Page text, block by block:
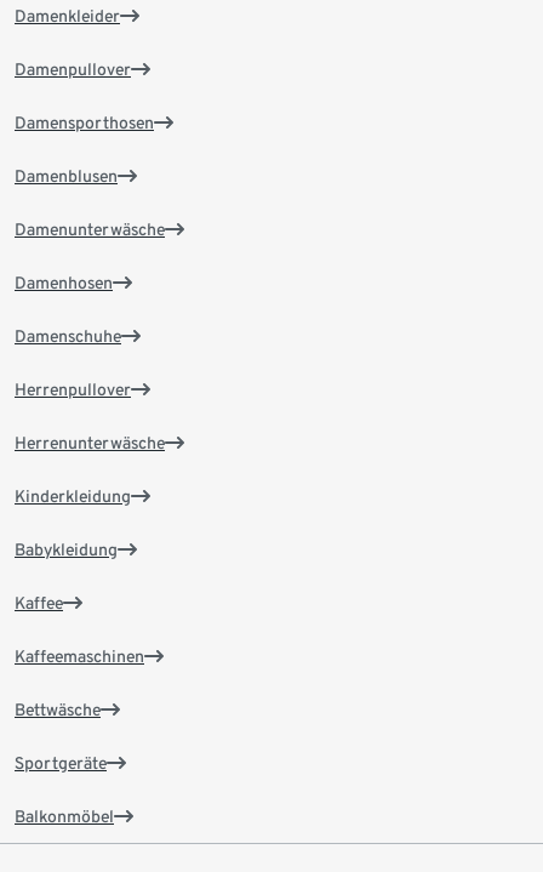
Damenkleider
Damenpullover
Damensporthosen
Damenblusen
Damenunterwäsche
Damenhosen
Damenschuhe
Herrenpullover
Herrenunterwäsche
Kinderkleidung
Babykleidung
Kaffee
Kaffeemaschinen
Bettwäsche
Sportgeräte
Balkonmöbel